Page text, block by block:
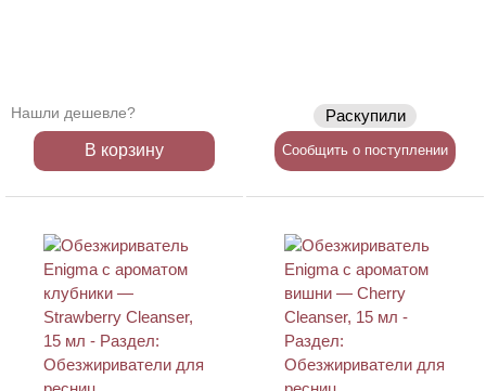
Нашли дешевле?
В корзину
Раскупили
Сообщить о поступлении